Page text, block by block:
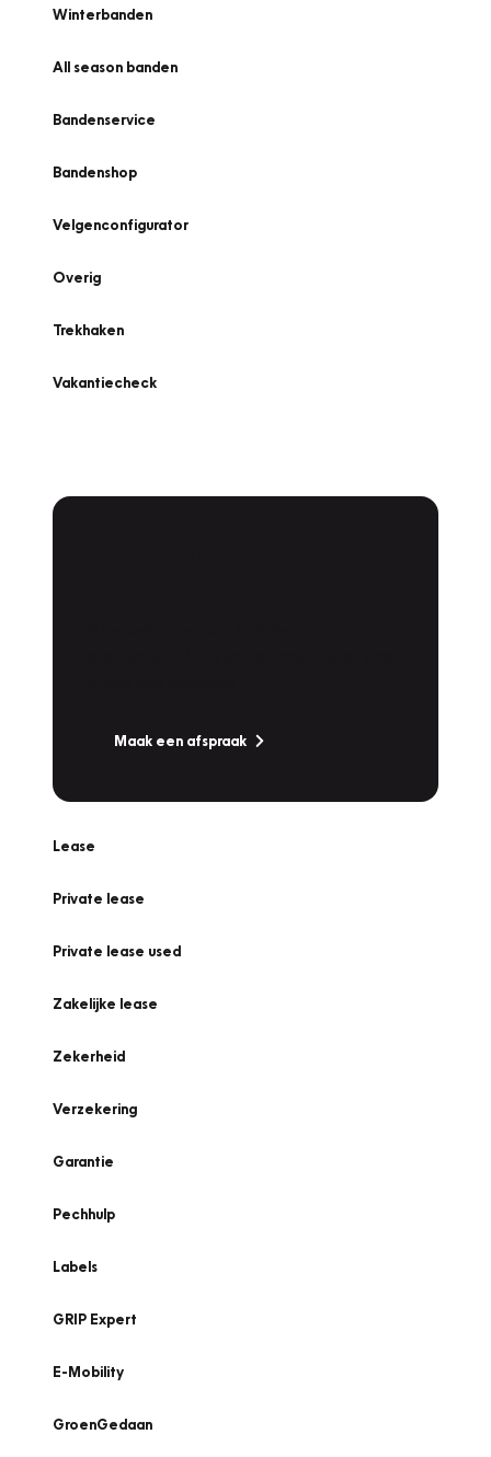
Winterbanden
All season banden
Bandenservice
Bandenshop
Velgenconfigurator
Overig
Trekhaken
Vakantiecheck
Maak een afspraak
Lease
Private lease
Private lease used
Zakelijke lease
Zekerheid
Verzekering
Garantie
Pechhulp
Labels
GRIP Expert
E-Mobility
GroenGedaan